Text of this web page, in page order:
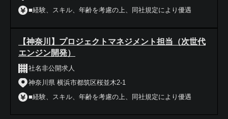
■経験、スキル、年齢を考慮の上、同社規定により優遇
【神奈川】プロジェクトマネジメント担当（次世代
エンジン開発）
社名非公開求人
神奈川県 横浜市都筑区桜並木2-1
■経験、スキル、年齢を考慮の上、同社規定により優遇